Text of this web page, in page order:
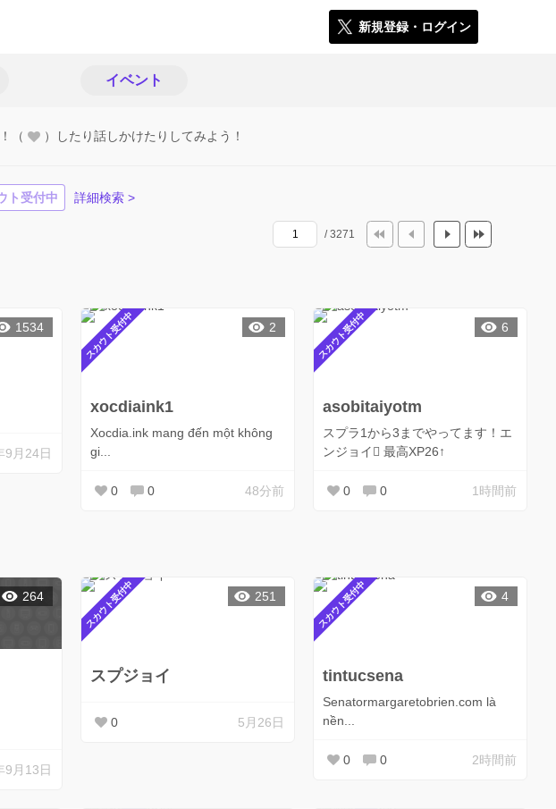
新規登録・ログイン
イベント
（ ）したり話しかけたりしてみよう！
ト受付中 詳細検索 >
/ 3271
1534
9月24日
スカウト受付中
xocdiaink1
Xocdia.ink mang đến một không
gi...
2
0 0 48分前
スカウト受付中
asobitaiyotm
スプラ1から3までやってます！エ
ンジョイ🫟 最高XP26↑
6
0 0 1時間前
264
9月13日
スカウト受付中
スプジョイ
251
0 5月26日
スカウト受付中
tintucsena
Senatormargaretobrien.com là
nền...
4
0 0 2時間前